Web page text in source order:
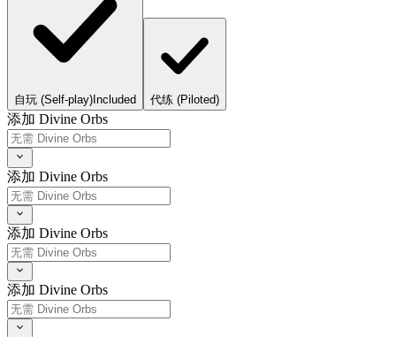
自玩 (Self-play) Included 代练 (Piloted)
添加 Divine Orbs
添加 Divine Orbs
添加 Divine Orbs
添加 Divine Orbs